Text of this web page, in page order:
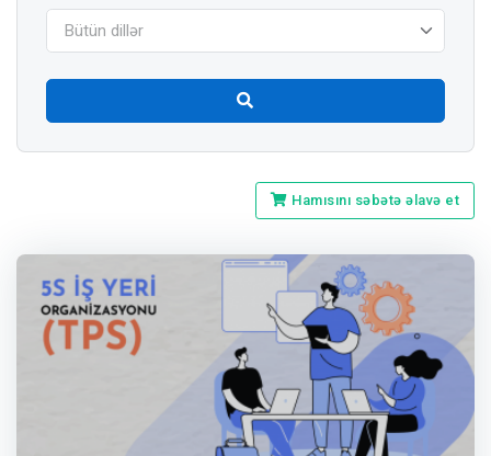
Bütün dillər
Hamısını səbətə əlavə et